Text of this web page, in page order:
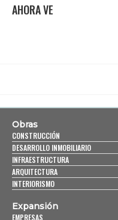
AHORA VE
Obras
CONSTRUCCIÓN
DESARROLLO INMOBILIARIO
INFRAESTRUCTURA
ARQUITECTURA
INTERIORISMO
Expansión
EMPRESAS